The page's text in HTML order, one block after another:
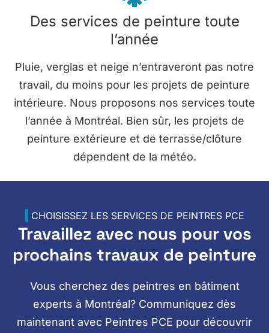
Des services de peinture toute
l’année
Pluie, verglas et neige n’entraveront pas notre
travail, du moins pour les projets de peinture
intérieure. Nous proposons nos services toute
l’année à Montréal. Bien sûr, les projets de
peinture extérieure et de terrasse/clôture
dépendent de la météo.
CHOISISSEZ LES SERVICES DE PEINTRES PCE
Travaillez avec nous pour vos
prochains travaux de peinture
Vous cherchez des peintres en bâtiment
experts à Montréal? Communiquez dès
maintenant avec Peintres PCE pour découvrir